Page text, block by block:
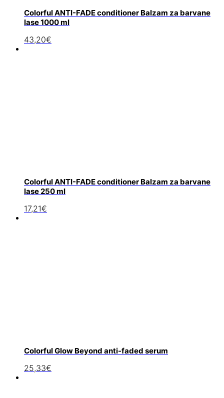
Colorful ANTI-FADE conditioner Balzam za barvane
lase 1000 ml
43,20€
Colorful ANTI-FADE conditioner Balzam za barvane
lase 250 ml
17,21€
Colorful Glow Beyond anti-faded serum
25,33€